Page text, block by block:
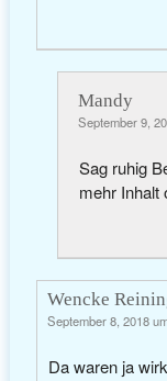
Mandy
September 9,
Sag ruhig
mehr Inhalt
Wencke
September 8, 2018
Da waren ja